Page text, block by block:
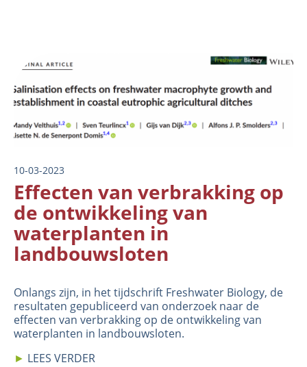
Image
10-03-2023
Effecten van verbrakking op
de ontwikkeling van
waterplanten in
landbouwsloten
Onlangs zijn, in het tijdschrift Freshwater Biology, de
resultaten gepubliceerd van onderzoek naar de
effecten van verbrakking op de ontwikkeling van
waterplanten in landbouwsloten.
► LEES VERDER